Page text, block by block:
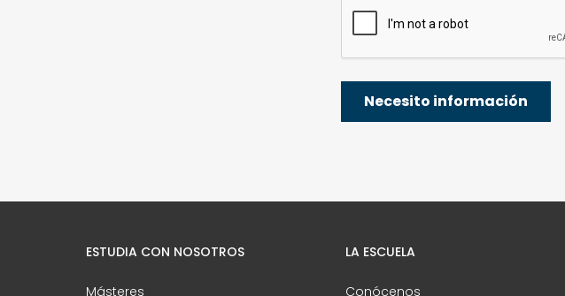
ESTUDIA CON NOSOTROS
Másteres
LA ESCUELA
Conócenos